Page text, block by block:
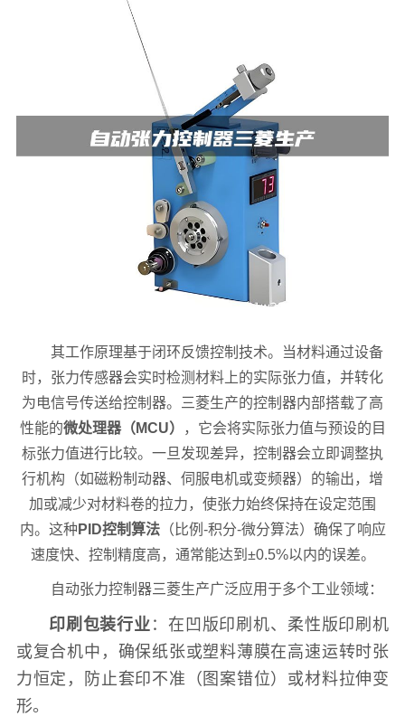
其工作原理基于闭环反馈控制技术。当材料通过设备
时，张力传感器会实时检测材料上的实际张力值，并转化
为电信号传送给控制器。三菱生产的控制器内部搭载了高
性能的微处理器（MCU）
，它会将实际张力值与预设的目
标张力值进行比较。一旦发现差异，控制器会立即调整执
行机构（如磁粉制动器、伺服电机或变频器）的输出，增
加或减少对材料卷的拉力，使张力始终保持在设定范围
内。这种 PID控制算法（比例-积分-微分算法）确保了响应
速度快、控制精度高，通常能达到±0.5%以内的误差。
自动张力控制器三菱生产广泛应用于多个工业领域：
印刷包装行业 ：在凹版印刷机、柔性版印刷机
或复合机中，确保纸张或塑料薄膜在高速运转时张
力恒定，防止套印不准（图案错位）或材料拉伸变
形。